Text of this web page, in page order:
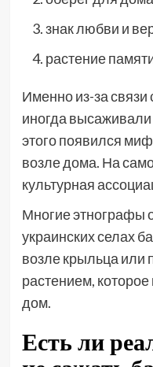
знак любви и
растение
Именно из-за
иногда
этого появился
возле дома. На
культурная
Многие этнографы
украинских селах
возле крыльца или
растением,
дом.
Есть ли